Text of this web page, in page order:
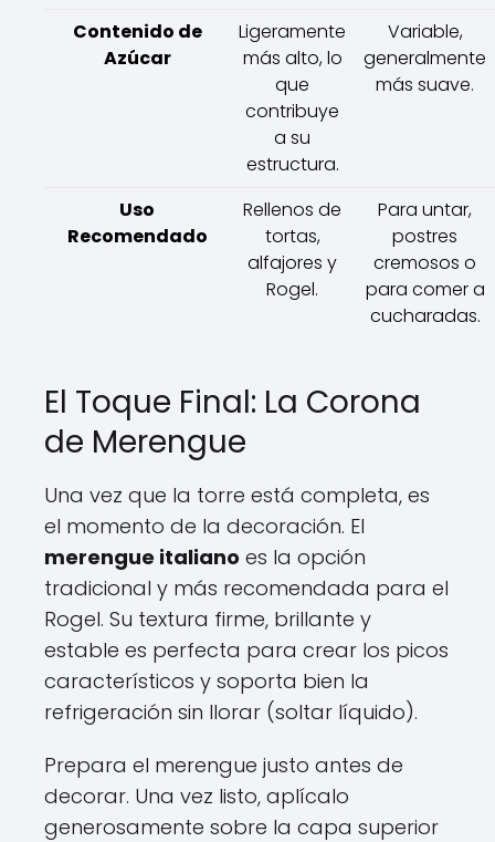
Contenido de
Azúcar
Ligeramente
más alto, lo
que
contribuye
a su
estructura.
Variable,
generalmente
más suave.
Uso
Recomendado
Rellenos de
tortas,
alfajores y
Rogel.
Para untar,
postres
cremosos o
para comer a
cucharadas.
El Toque Final: La Corona
de Merengue
Una vez que la torre está completa, es
el momento de la decoración. El
merengue italiano es la opción
tradicional y más recomendada para el
Rogel. Su textura firme, brillante y
estable es perfecta para crear los picos
característicos y soporta bien la
refrigeración sin llorar (soltar líquido).
Prepara el merengue justo antes de
decorar. Una vez listo, aplícalo
generosamente sobre la capa superior